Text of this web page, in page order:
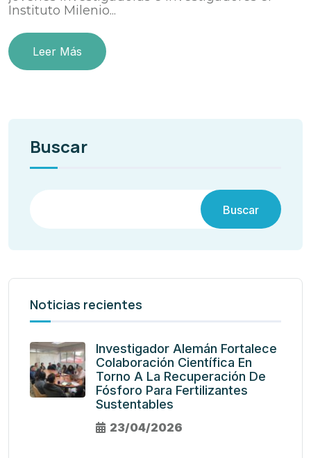
Instituto Milenio...
Leer Más
Buscar
Buscar
Noticias recientes
Investigador Alemán Fortalece
Colaboración Científica En
Torno A La Recuperación De
Fósforo Para Fertilizantes
Sustentables
23/04/2026